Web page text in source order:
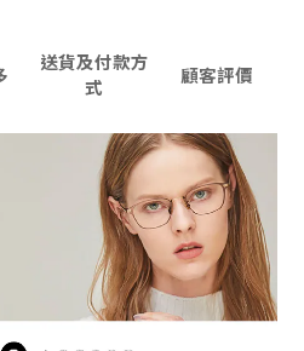
送貨及付款方
式
顧客評價